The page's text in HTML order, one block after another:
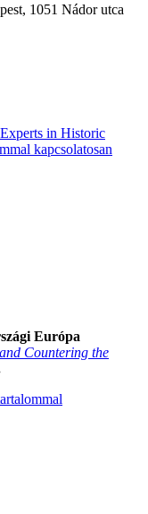
1051 Nádor utca
in Historic
kapcsolatosan
Európa
Countering the